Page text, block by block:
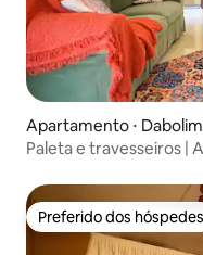
Apartamento ⋅ Dabolim
Paleta e travesseiros |
Preferido dos hóspedes
Preferido dos hóspedes